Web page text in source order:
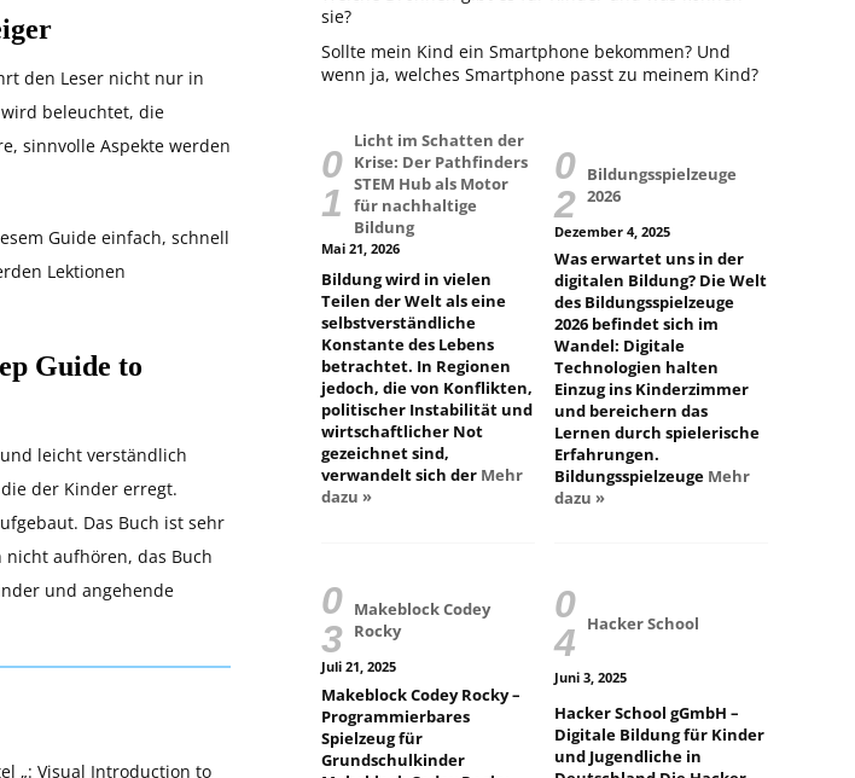
den Leser nicht nur in
beleuchtet, die
sinnvolle Aspekte werden
Guide einfach, schnell
Lektionen
Guide to
leicht verständlich
der Kinder erregt.
Das Buch ist sehr
nicht aufhören, das Buch
und angehende
„: Visual Introduction to
sie?
Sollte mein Kind ein Smartphone bekommen? Und
wenn ja, welches Smartphone passt zu meinem Kind?
Licht im Schatten der
Krise: Der Pathfinders
STEM Hub als Motor
für nachhaltige
Bildung
Mai 21, 2026
Bildung wird in vielen
Teilen der Welt als eine
selbstverständliche
Konstante des Lebens
betrachtet. In Regionen
jedoch, die von Konflikten,
politischer Instabilität und
wirtschaftlicher Not
gezeichnet sind,
verwandelt sich der Mehr
dazu »
Bildungsspielzeuge
2026
Dezember 4, 2025
Was erwartet uns in der
digitalen Bildung? Die Welt
des Bildungsspielzeuge
2026 befindet sich im
Wandel: Digitale
Technologien halten
Einzug ins Kinderzimmer
und bereichern das
Lernen durch spielerische
Erfahrungen.
Bildungsspielzeuge Mehr
dazu »
Makeblock Codey
Rocky
Juli 21, 2025
Makeblock Codey Rocky –
Programmierbares
Spielzeug für
Grundschulkinder
Hacker School
Juni 3, 2025
Hacker School gGmbH –
Digitale Bildung für Kinder
und Jugendliche in